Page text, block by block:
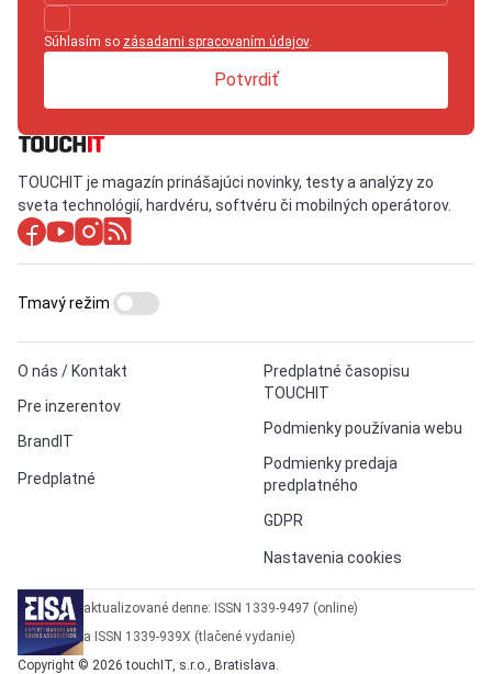
Súhlasím so zásadami spracovaním údajov.
Potvrdiť
TOUCHIT je magazín prinášajúci novinky, testy a analýzy zo
sveta technológií, hardvéru, softvéru či mobilných operátorov.
O nás / Kontakt
Pre inzerentov
BrandIT
Predplatné
Predplatné časopisu
TOUCHIT
Podmienky používania webu
Podmienky predaja
predplatného
GDPR
Nastavenia cookies
Tmavý režim
aktualizované denne: ISSN 1339-9497 (online)
a ISSN 1339-939X (tlačené vydanie)
Copyright © 2026 touchIT, s.r.o., Bratislava.